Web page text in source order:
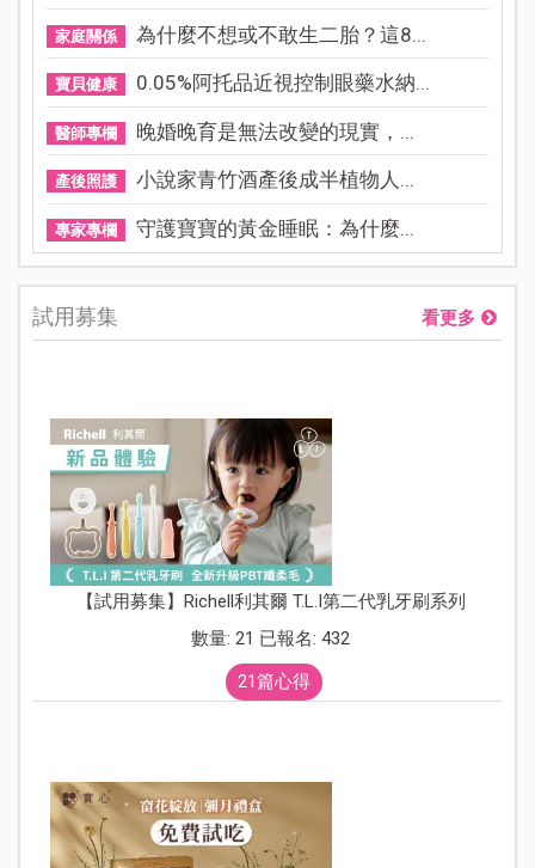
家庭關係 為什麼不想或不敢生二胎？這8...
寶貝健康 0.05%阿托品近視控制眼藥水納...
醫師專欄 晚婚晚育是無法改變的現實，...
產後照護 小說家青竹酒產後成半植物人...
專家專欄 守護寶寶的黃金睡眠：為什麼...
試用募集 看更多
【試用募集】Richell利其爾 T.L.I第二代乳牙刷系列
數量: 21 已報名: 432
21篇心得